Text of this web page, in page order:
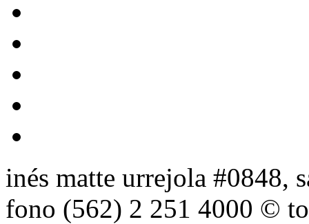
inés matte urrejola #0848,
fono (562) 2 251 4000 ©